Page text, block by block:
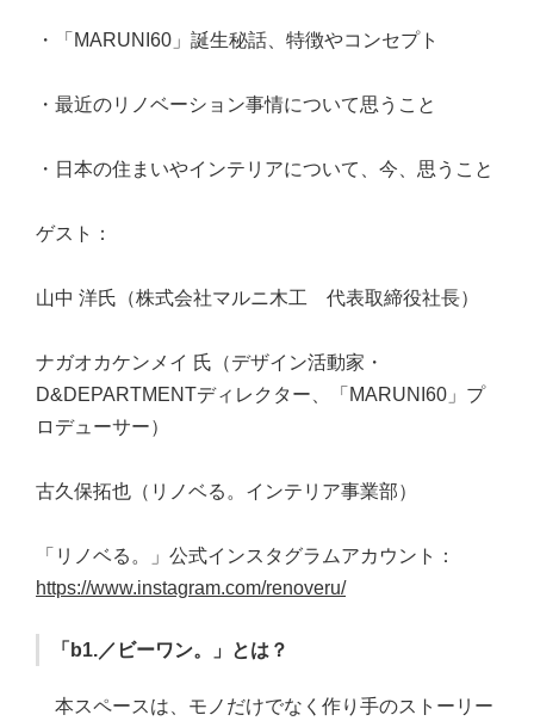
・「MARUNI60」誕生秘話、特徴やコンセプト
・最近のリノベーション事情について思うこと
・日本の住まいやインテリアについて、今、思うこと
ゲスト：
山中 洋氏（株式会社マルニ木工 代表取締役社長）
ナガオカケンメイ 氏（デザイン活動家・
D&DEPARTMENTディレクター、「MARUNI60」プ
ロデューサー）
古久保拓也（リノベる。インテリア事業部）
「リノベる。」公式インスタグラムアカウント：
https://www.instagram.com/renoveru/
「b1.／ビーワン。」とは？
本スペースは、モノだけでなく作り手のストーリー